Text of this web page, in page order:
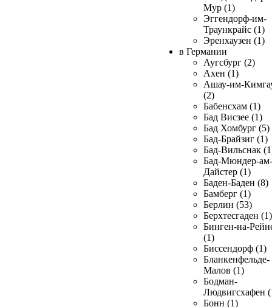
Мур (1)
Эггендорф-им-
Траункрайс (1)
Эренхаузен (1)
в Германии
Аугсбург (2)
Ахен (1)
Ашау-им-
(2)
Бабенсхам (1)
Бад Висзее (1)
Бад Хомбург (5)
Бад-Брайзиг (1)
Бад-Вильснак
Бад-Мюндер-ам-
Дайстер (1)
Баден-Баден (8)
Бамберг (1)
Берлин (53)
Берхтесгаден (1)
Бинген-на-
(1)
Биссендорф (1)
Бланкенфельде-
Малов (1)
Бодман-
Людвигсхафен
Бонн (1)